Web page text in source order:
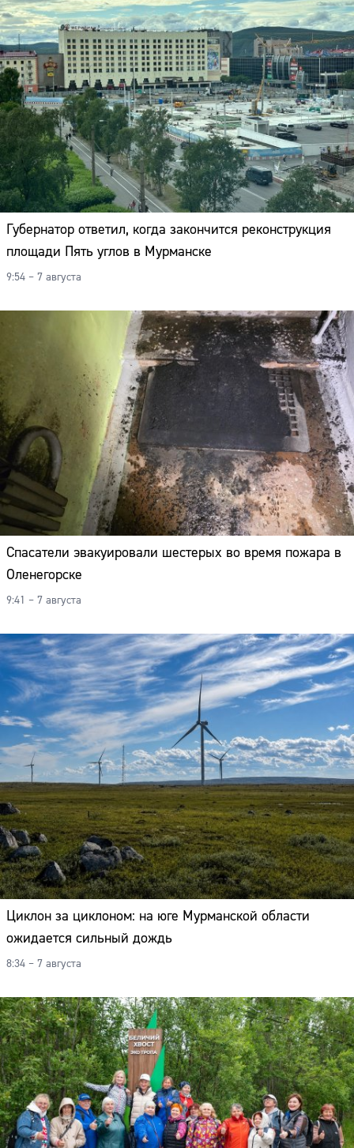
Губернатор ответил, когда закончится реконструкция
площади Пять углов в Мурманске
9:54 – 7 августа
Спасатели эвакуировали шестерых во время пожара в
Оленегорске
9:41 – 7 августа
Циклон за циклоном: на юге Мурманской области
ожидается сильный дождь
8:34 – 7 августа
Сайт: